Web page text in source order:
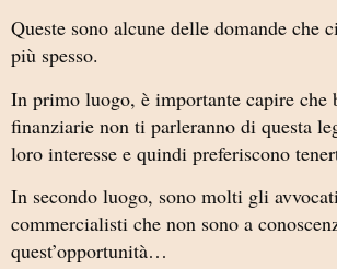
Queste sono alcune delle domande che
più spesso.
In primo luogo, è importante capire che
finanziarie non ti parleranno di questa
loro interesse e quindi preferiscono
In secondo luogo, sono molti gli
commercialisti che non sono a
quest’opportunità…